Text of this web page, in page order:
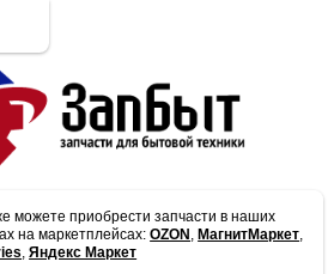
можете приобрести запчасти в наших
на маркетплейсах:OZON , МагнитМаркет,
,Яндекс Маркет